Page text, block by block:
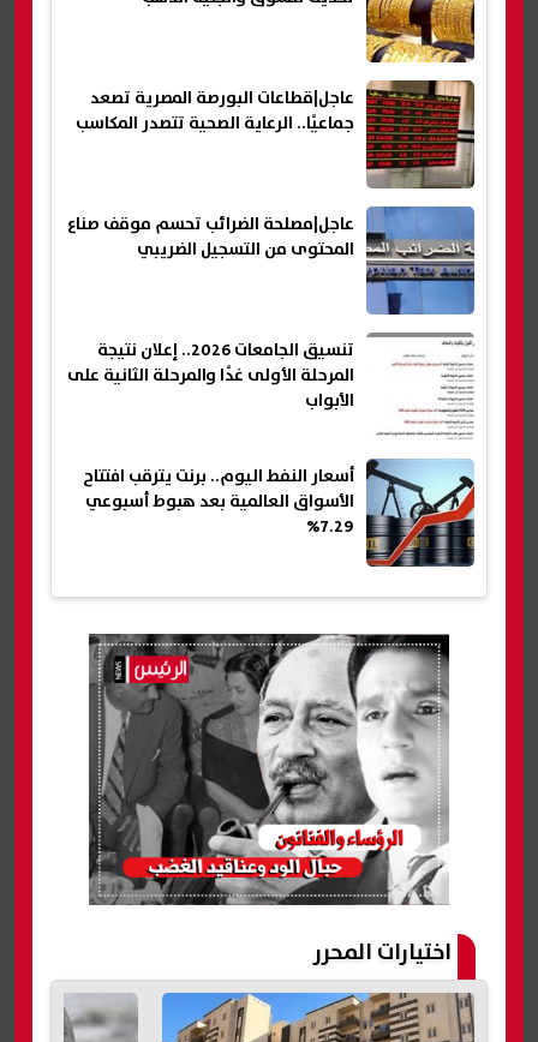
عاجل|قطاعات البورصة المصرية تصعد
جماعيًا.. الرعاية الصحية تتصدر المكاسب
عاجل|مصلحة الضرائب تحسم موقف صناع
المحتوى من التسجيل الضريبي
تنسيق الجامعات 2026.. إعلان نتيجة
المرحلة الأولى غدًا والمرحلة الثانية على
الأبواب
أسعار النفط اليوم.. برنت يترقب افتتاح
الأسواق العالمية بعد هبوط أسبوعي
7.29%
اختيارات المحرر